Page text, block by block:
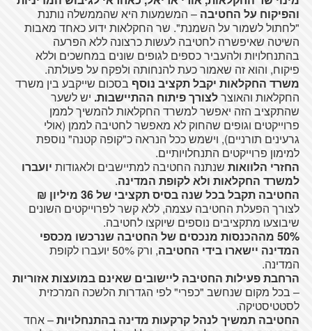
והפיקוח על החטיבה – המשמעות היא שהממשלה נותנת
"לחתול לשמור על השמנת". שר החקלאות ידוע כאחד מאבות
השיטה שאיפשרה לחטיבה לעשות כרצונה ללא הפרעה
בהתנחלויות ולהעביר כספים לגופים שונים במחשכים וללא
פיקוח, והוא זה שאמור כעת להנחותה ולפקח על פעולתה.
משרד החקלאות יקבל תקציב נוסף בסכום שייקבע בין משרד
החקלאות והאוצרלצורך פיתוח ההתיישבות. יש לשער
שהתקציב הזה יאפשר למשרד החקלאות להמשיך לממן
פרוייקטים וגופים שהחוק לא מאפשר לחטיבה לממן (אולי
גרעינים תורניים), וישמש ככל הנראה כ"קופה קטנה" נוספת
למימון פרוייקטים התנחלויותיים.
החזרי הלוואותשנתנה החטיבה למתיישבים ולאגודות יועברו
למשרד החקלאות ולא לקופת המדינה.
החטיבה תקבל בכל שנה בסיס תקציבי של 36 מיליון ₪
לצורך הפעלת החטיבה עצמה, ללא קשר לפרוייקטים השונים
שיבוצעו מתקציבים נוספים שיוקצו לחטיבה.
50% מההכנסות מנכסים של החטיבה שנרכשו מכספי
המדינה יישארו בידי החטיבה
, ורק 50% יועברו לקופת
המדינה.
הרחבת פעילות החטיבה ליישובים שאינם במועצות אזוריות
– בכל מקום שנחשב "כפרי" לפי הגדרות הלשכה המרכזית
לסטטיסטיקה.
החטיבה תמשיך לנהל קרקעות מדינה בהתנחלויות– אחד